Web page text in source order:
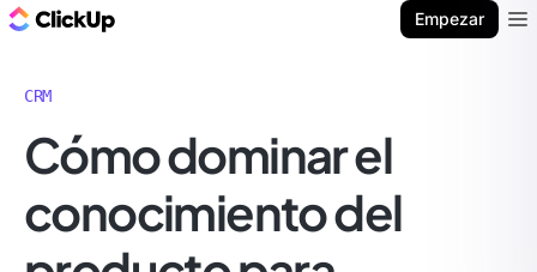
Empezar
CRM
Cómo dominar el
conocimiento del